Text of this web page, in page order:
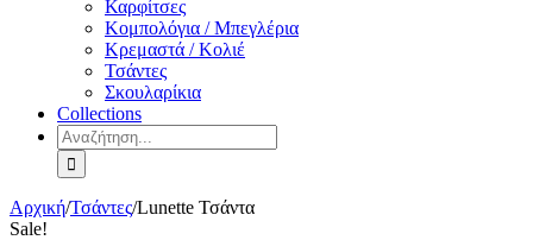
Καρφίτσες
Κομπολόγια / Μπεγλέρια
Κρεμαστά / Κολιέ
Τσάντες
Σκουλαρίκια
Collections
Αναζήτηση
για:
Αρχική/Τσάντες/Lunette Τσάντα
Sale!